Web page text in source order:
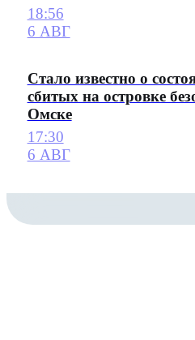
18:56
6 АВГ
Стало известно о
сбитых на островке
Омске
17:30
6 АВГ